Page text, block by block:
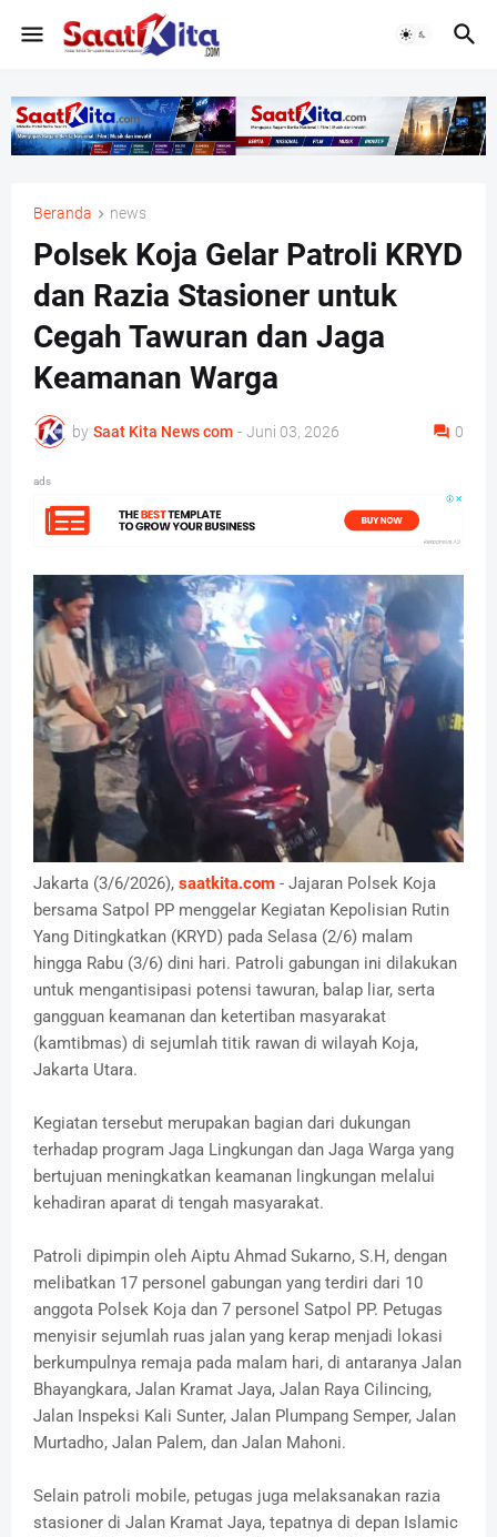
Beranda news
Polsek Koja Gelar Patroli KRYD
dan Razia Stasioner untuk
Cegah Tawuran dan Jaga
Keamanan Warga
by Saat Kita News com - Juni 03, 2026 0
ads
Jakarta (3/6/2026), saatkita.com - Jajaran Polsek Koja
bersama Satpol PP menggelar Kegiatan Kepolisian Rutin
Yang Ditingkatkan (KRYD) pada Selasa (2/6) malam
hingga Rabu (3/6) dini hari. Patroli gabungan ini dilakukan
untuk mengantisipasi potensi tawuran, balap liar, serta
gangguan keamanan dan ketertiban masyarakat
(kamtibmas) di sejumlah titik rawan di wilayah Koja,
Jakarta Utara.
Kegiatan tersebut merupakan bagian dari dukungan
terhadap program Jaga Lingkungan dan Jaga Warga yang
bertujuan meningkatkan keamanan lingkungan melalui
kehadiran aparat di tengah masyarakat.
Patroli dipimpin oleh Aiptu Ahmad Sukarno, S.H, dengan
melibatkan 17 personel gabungan yang terdiri dari 10
anggota Polsek Koja dan 7 personel Satpol PP. Petugas
menyisir sejumlah ruas jalan yang kerap menjadi lokasi
berkumpulnya remaja pada malam hari, di antaranya Jalan
Bhayangkara, Jalan Kramat Jaya, Jalan Raya Cilincing,
Jalan Inspeksi Kali Sunter, Jalan Plumpang Semper, Jalan
Murtadho, Jalan Palem, dan Jalan Mahoni.
Selain patroli mobile, petugas juga melaksanakan razia
stasioner di Jalan Kramat Jaya, tepatnya di depan Islamic